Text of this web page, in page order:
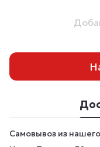
Самовывоз из